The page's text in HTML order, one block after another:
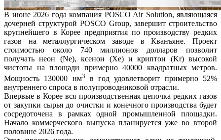
В июне 2026 года компания POSCO Air Solution, являющаяся
дочерней структурой POSCO Group, завершит строительство
крупнейшего в Корее предприятия по производству редких
газов на металлургическом заводе в Кванъяне. Проект
стоимостью около 740 миллионов долларов позволит
получать неон (Ne), ксенон (Xe) и криптон (Kr) высокой
чистоты на площади примерно 40000 квадратных метров.
Мощность 130000 нм3
в год удовлетворит примерно 52%
внутреннего спроса в полупроводниковой отрасли.
Впервые в Корее вся производственная цепочка редких газов
от закупки сырья до очистки и конечного производства будет
сосредоточена в рамках одной промышленной площадки.
Начало коммерческого выпуска планируется уже во второй
половине 2026 года.